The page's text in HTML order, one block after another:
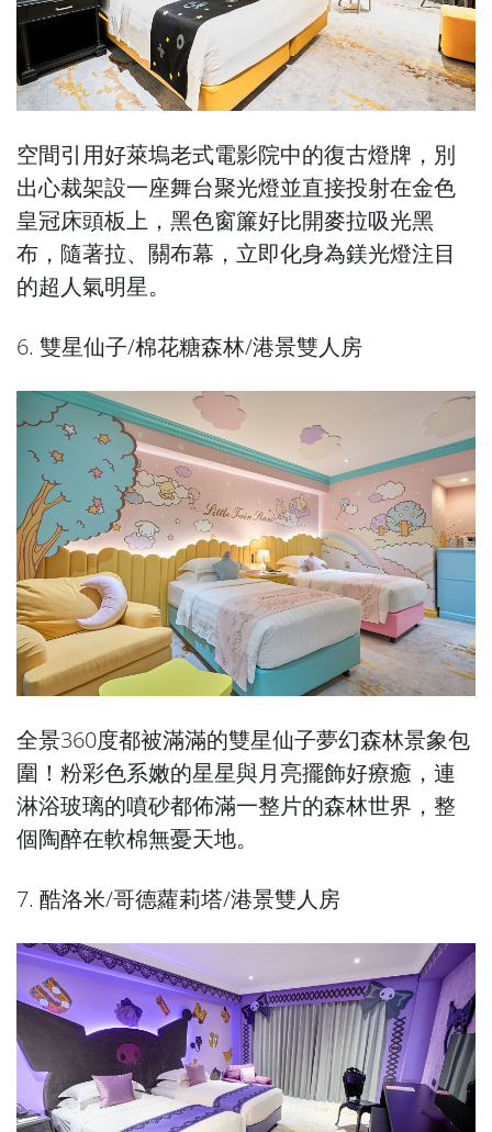
空間引用好萊塢老式電影院中的復古燈牌，別
出心裁架設一座舞台聚光燈並直接投射在金色
皇冠床頭板上，黑色窗簾好比開麥拉吸光黑
布，隨著拉、關布幕，立即化身為鎂光燈注目
的超人氣明星。
6. 雙星仙子/棉花糖森林/港景雙人房
全景360度都被滿滿的雙星仙子夢幻森林景象包
圍！粉彩色系嫩的星星與月亮擺飾好療癒，連
淋浴玻璃的噴砂都佈滿一整片的森林世界，整
個陶醉在軟棉無憂天地。
7. 酷洛米/哥德蘿莉塔/港景雙人房